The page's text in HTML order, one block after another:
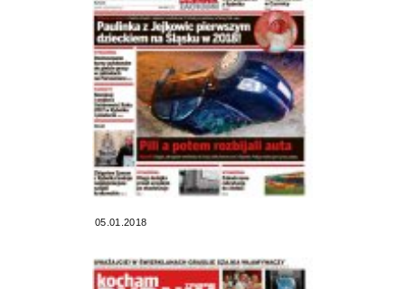
05.01.2018